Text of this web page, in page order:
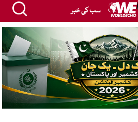
سب کی خبر